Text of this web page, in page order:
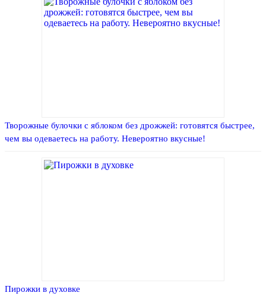
Творожные булочки с яблоком без дрожжей: готовятся быстрее,
чем вы одеваетесь на работу. Невероятно вкусные!
Пирожки в духовке